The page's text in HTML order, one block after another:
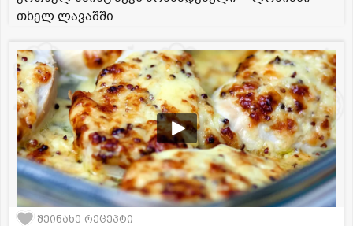
თხელ ლავაშში
შეინახე რეცეპტი